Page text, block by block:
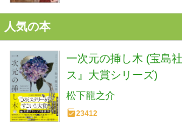
人気の本
一次元の挿し木 (宝島
ス』大賞シリーズ)
松下龍之介
23412